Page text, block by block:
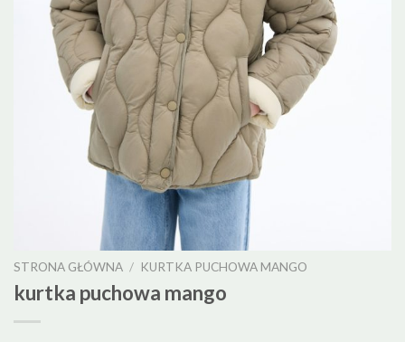
STRONA GŁÓWNA / KURTKA PUCHOWA MANGO
kurtka puchowa mango